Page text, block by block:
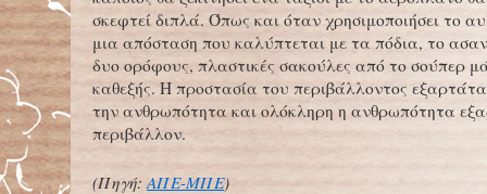
σκεφτεί διπλά. Όπως και όταν χρησιμοποιήσει το
μια απόσταση που καλύπτεται με τα πόδια, το
δυο ορόφους, πλαστικές σακούλες από το σούπερ
καθεξής. Η προστασία του περιβάλλοντος
την ανθρωπότητα και ολόκληρη η ανθρωπότητα
περιβάλλον.
(Πηγή:ΑΠΕ-ΜΠΕ)